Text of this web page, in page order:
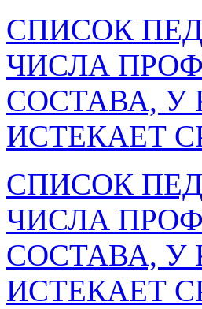
СПИСОК
ЧИСЛА
СОСТАВА, У
ИСТЕКАЕТ
СПИСОК
ЧИСЛА
СОСТАВА, У
ИСТЕКАЕТ